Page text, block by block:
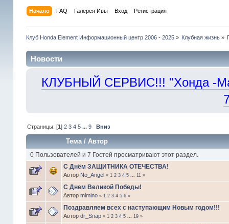
Начало FAQ Галерея Ивы Вход Регистрация
Клуб Honda Element Информационный центр 2006 - 2025» Клубная жизнь »
Новости
КЛУБНЫЙ СЕРВИС!!! "Хонда -
Страницы: [1] 2 3 4 5 ... 9 Вниз
Тема/ Автор
0 Пользователей и 7 Гостей просматривают этот раздел.
С Днём ЗАЩИТНИКА ОТЕЧЕСТВА!
Автор No_Angel « 1 2 3 4 5 ... 11»
С Днем Великой Победы!
Автор mimino « 1 2 3 4 5 6»
Поздравляем всех с наступающим Новым годом!!!
Автор dr_Snap « 1 2 3 4 5 ... 19»